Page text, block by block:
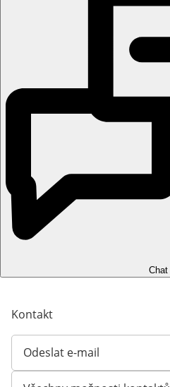
Chat
Kontakt
Odeslat e-mail
Otevírá e-mailového klienta